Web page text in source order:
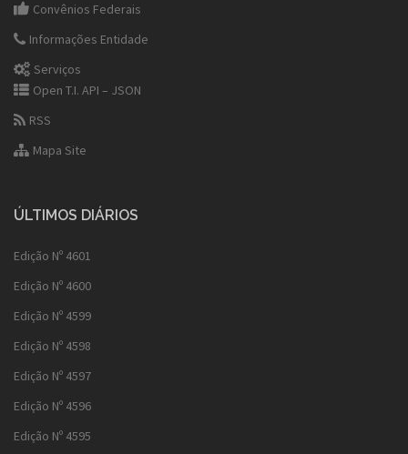
Convênios Federais
Informações Entidade
Serviços
Open T.I. API – JSON
RSS
Mapa Site
ÚLTIMOS DIÁRIOS
Edição Nº 4601
Edição Nº 4600
Edição Nº 4599
Edição Nº 4598
Edição Nº 4597
Edição Nº 4596
Edição Nº 4595